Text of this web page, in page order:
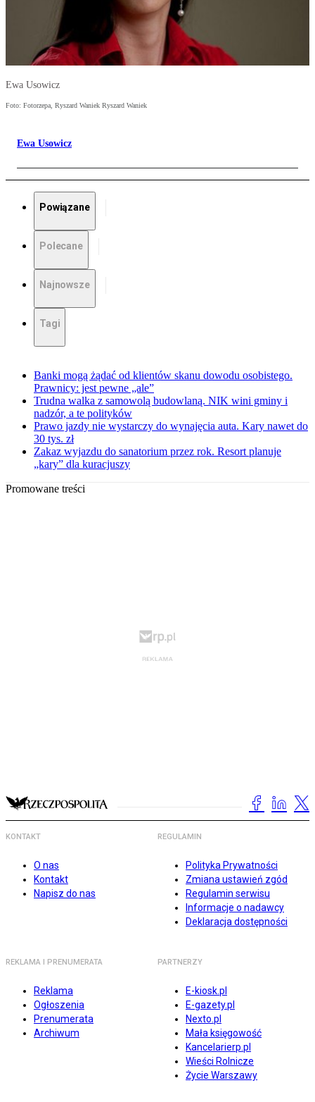
Ewa Usowicz
Foto: Fotorzepa, Ryszard Waniek Ryszard Waniek
Ewa Usowicz
Powiązane
Polecane
Najnowsze
Tagi
Banki mogą żądać od klientów skanu dowodu osobistego.
Prawnicy: jest pewne „ale”
Trudna walka z samowolą budowlaną. NIK wini gminy i
nadzór, a te polityków
Prawo jazdy nie wystarczy do wynajęcia auta. Kary nawet do
30 tys. zł
Zakaz wyjazdu do sanatorium przez rok. Resort planuje
„kary” dla kuracjuszy
Promowane treści
KONTAKT
O nas
Kontakt
Napisz do nas
REGULAMIN
Polityka Prywatności
Zmiana ustawień zgód
Regulamin serwisu
Informacje o nadawcy
Deklaracja dostępności
REKLAMA I PRENUMERATA
Reklama
Ogłoszenia
Prenumerata
Archiwum
PARTNERZY
E-kiosk.pl
E-gazety.pl
Nexto.pl
Mała księgowość
Kancelarierp.pl
Wieści Rolnicze
Życie Warszawy